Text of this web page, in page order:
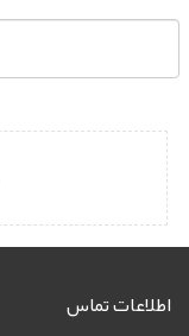
اطلاعات تماس